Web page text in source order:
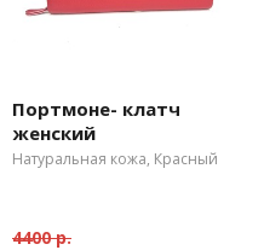
Портмоне- клатч
женский
Натуральная кожа, Красный
4400 р.